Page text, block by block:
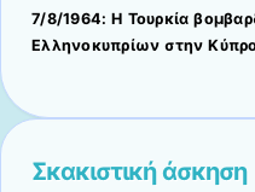
7/8/1964: Η Τουρκία
Ελληνοκυπρίων στην
Σκακιστική άσκηση